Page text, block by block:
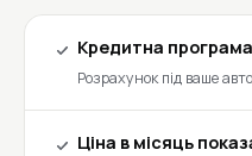
Кредитна програма
Розрахунок під ваше
Ціна в місяць